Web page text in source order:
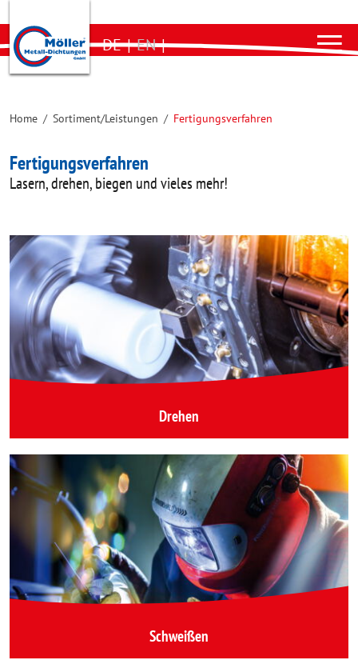
DE | EN |
Home / Sortiment/Leistungen / Fertigungsverfahren
Fertigungsverfahren
Lasern, drehen, biegen und vieles mehr!
Drehen
Schweißen